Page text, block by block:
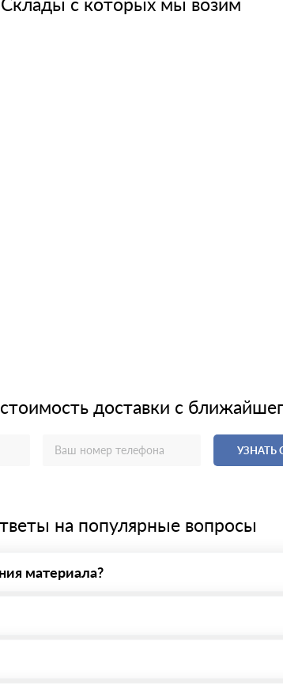
доставки с
УЗНАТЬ
на популярные вопросы
материала?